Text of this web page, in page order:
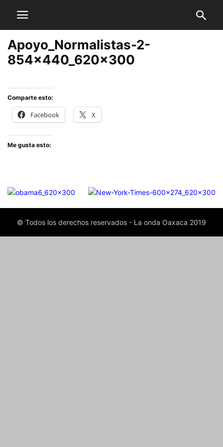
Apoyo_Normalistas-2-
854x440_620x300
Comparte esto:
Facebook X
Me gusta esto:
© Todos los derechos reservados - La onda Oaxaca 2019